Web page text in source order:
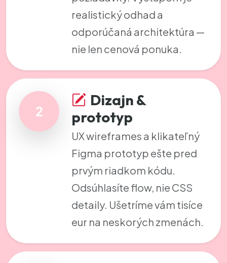
realistický odhad a
odporúčaná architektúra —
nie len cenová ponuka.
2
Dizajn &
prototyp
UX wireframes a klikateľný
Figma prototyp ešte pred
prvým riadkom kódu.
Odsúhlasíte flow, nie CSS
detaily. Ušetríme vám tisíce
eur na neskorých zmenách.